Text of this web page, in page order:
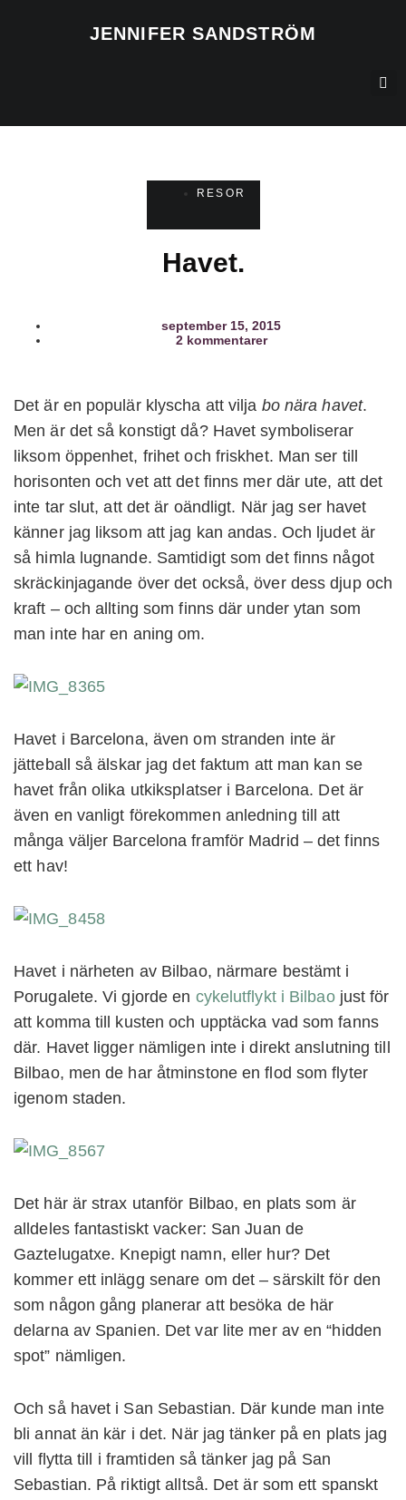
JENNIFER SANDSTRÖM
RESOR
Havet.
september 15, 2015
2 kommentarer
Det är en populär klyscha att vilja bo nära havet.
Men är det så konstigt då? Havet symboliserar
liksom öppenhet, frihet och friskhet. Man ser till
horisonten och vet att det finns mer där ute, att det
inte tar slut, att det är oändligt. När jag ser havet
känner jag liksom att jag kan andas. Och ljudet är
så himla lugnande. Samtidigt som det finns något
skräckinjagande över det också, över dess djup och
kraft – och allting som finns där under ytan som
man inte har en aning om.
Havet i Barcelona, även om stranden inte är
jätteball så älskar jag det faktum att man kan se
havet från olika utkiksplatser i Barcelona. Det är
även en vanligt förekommen anledning till att
många väljer Barcelona framför Madrid – det finns
ett hav!
Havet i närheten av Bilbao, närmare bestämt i
Porugalete. Vi gjorde en cykelutflykt i Bilbaojust för
att komma till kusten och upptäcka vad som fanns
där. Havet ligger nämligen inte i direkt anslutning till
Bilbao, men de har åtminstone en flod som flyter
igenom staden.
Det här är strax utanför Bilbao, en plats som är
alldeles fantastiskt vacker: San Juan de
Gaztelugatxe. Knepigt namn, eller hur? Det
kommer ett inlägg senare om det – särskilt för den
som någon gång planerar att besöka de här
delarna av Spanien. Det var lite mer av en “hidden
spot” nämligen.
Och så havet i San Sebastian. Där kunde man inte
bli annat än kär i det. När jag tänker på en plats jag
vill flytta till i framtiden så tänker jag på San
Sebastian. På riktigt alltså. Det är som ett spanskt